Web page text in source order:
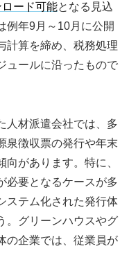
ード可能となる見込
例年9月～10月に公開
計算を締め、税務処理
ュールに沿ったもので
人材派遣会社では、多
泉徴収票の発行や年末
があります。特に、
必要となるケースが多
ステム化された発行体
。グリーンハウスやグ
の企業では、従業員が